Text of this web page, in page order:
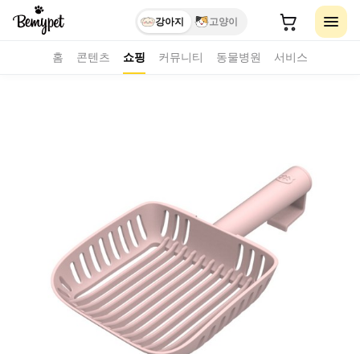
강아지 고양이
홈 콘텐츠 쇼핑 커뮤니티 동물병원 서비스